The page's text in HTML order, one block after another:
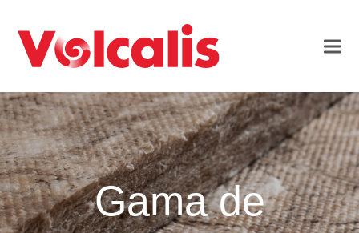
Gama de